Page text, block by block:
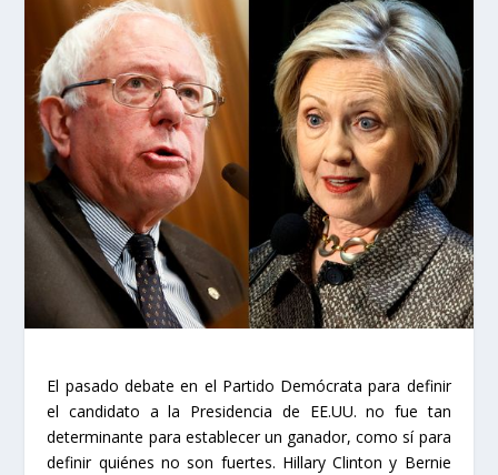
El pasado debate en el Partido Demócrata para definir
el candidato a la Presidencia de EE.UU. no fue tan
determinante para establecer un ganador, como sí para
definir quiénes no son fuertes. Hillary Clinton y Bernie